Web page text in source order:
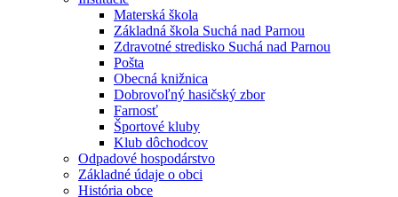
Materská škola
Základná škola Suchá nad Parnou
Zdravotné stredisko Suchá nad Parnou
Pošta
Obecná knižnica
Dobrovoľný hasičský zbor
Farnosť
Športové kluby
Klub dôchodcov
Odpadové hospodárstvo
Základné údaje o obci
História obce